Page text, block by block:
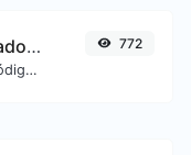
Formatador/embelezador de SQL
Formate e embeleze seu código SQL com facilidade.
772